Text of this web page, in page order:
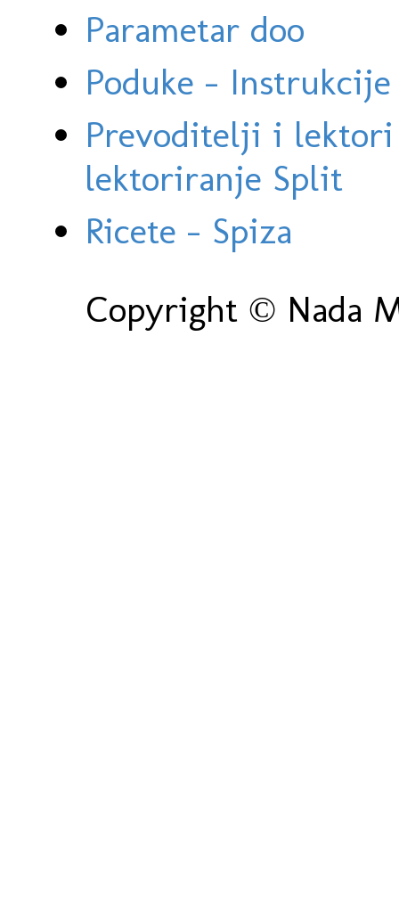
Parametar doo
Poduke -
Prevoditelji i
lektoriranje Split
Ricete - Spiza
Copyright © Nada